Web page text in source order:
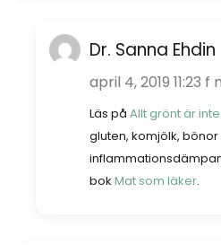
Dr. Sanna Ehdin
april 4, 2019 11:23 f
Läs på Allt grönt är
gluten, komjölk,
bok Mat som läker.